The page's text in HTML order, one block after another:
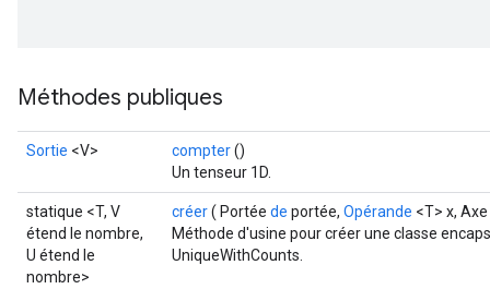
Méthodes publiques
Sortie <V> compter()
Un tenseur 1D.
statique <T, V
étend le nombre,
U étend le
nombre>
créer( Portée de portée, Opérande <T> x, Axe
Méthode d'usine pour créer une classe
UniqueWithCounts.